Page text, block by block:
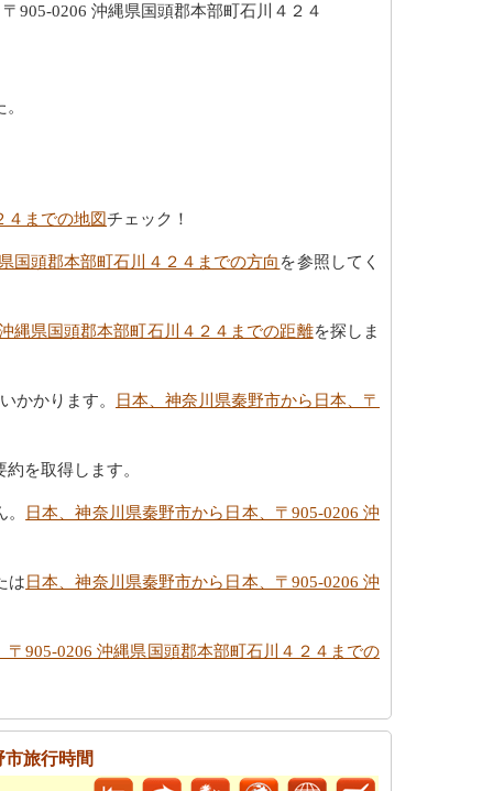
〒905-0206 沖縄県国頭郡本部町石川４２４
４までの地図チェック！
国頭郡本部町石川４２４までの方向 を参照してく
縄県国頭郡本部町石川４２４までの距離を探しま
かかります。
日本、神奈川県秦野市から日本、〒
を取得します。
日本、神奈川県秦野市から日本、〒905-0206 沖
は日本、神奈川県秦野市から日本、〒905-0206 沖
905-0206 沖縄県国頭郡本部町石川４２４までの
旅行時間